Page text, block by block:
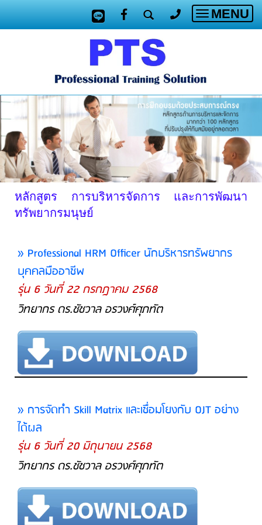
Toggle
MENU
หลักสูตร การบริหารจัดการ และการพัฒนา
ทรัพยากรมนุษย์
» Professional HRM Officer นักบริหารทรัพยากร
บุคคลมืออาชีพ
รุ่น 6 วันที่ 22 กรกฎาคม 2568
วิทยากร ดร.ชัชวาล อรวงศ์ศุภทัต
» การจัดทำ Skill Matrix และเชื่อมโยงกับ OJT อย่าง
ได้ผล
รุ่น 6 วันที่ 20 มิถุนายน 2568
วิทยากร ดร.ชัชวาล อรวงศ์ศุภทัต